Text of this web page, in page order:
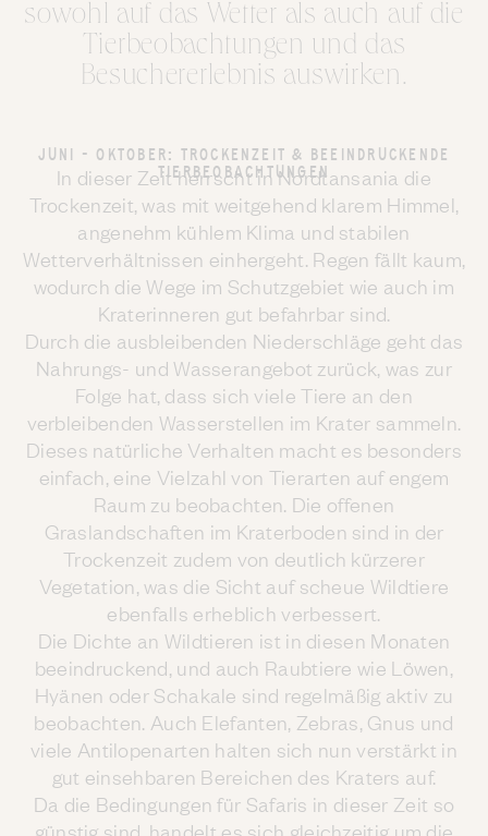
sowohl auf das Wetter als auch auf die
Tierbeobachtungen und das
Besuchererlebnis auswirken.
JUNI - OKTOBER: TROCKENZEIT & BEEINDRUCKENDE
TIERBEOBACHTUNGEN
In dieser Zeit herrscht in Nordtansania die
Trockenzeit, was mit weitgehend klarem Himmel,
angenehm kühlem Klima und stabilen
Wetterverhältnissen einhergeht. Regen fällt kaum,
wodurch die Wege im Schutzgebiet wie auch im
Kraterinneren gut befahrbar sind.
Durch die ausbleibenden Niederschläge geht das
Nahrungs- und Wasserangebot zurück, was zur
Folge hat, dass sich viele Tiere an den
verbleibenden Wasserstellen im Krater sammeln.
Dieses natürliche Verhalten macht es besonders
einfach, eine Vielzahl von Tierarten auf engem
Raum zu beobachten. Die offenen
Graslandschaften im Kraterboden sind in der
Trockenzeit zudem von deutlich kürzerer
Vegetation, was die Sicht auf scheue Wildtiere
ebenfalls erheblich verbessert.
Die Dichte an Wildtieren ist in diesen Monaten
beeindruckend, und auch Raubtiere wie Löwen,
Hyänen oder Schakale sind regelmäßig aktiv zu
beobachten. Auch Elefanten, Zebras, Gnus und
viele Antilopenarten halten sich nun verstärkt in
gut einsehbaren Bereichen des Kraters auf.
Da die Bedingungen für Safaris in dieser Zeit so